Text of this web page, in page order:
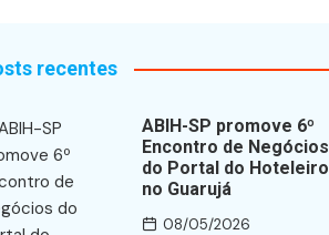
recentes
ABIH-SP promove 6º
Encontro de Negócios
do Portal do Hoteleiro
no Guarujá
08/05/2026